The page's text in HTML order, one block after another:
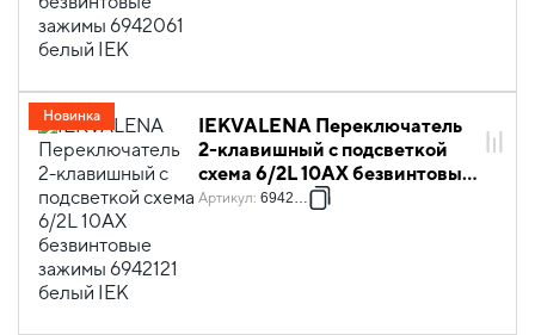
IEKVALENA Переключатель
2-клавишный с подсветкой
схема 6/2L 10АХ безвинтовые
зажимы 6942121 белый IEK
Артикул: 6942121
Новинка